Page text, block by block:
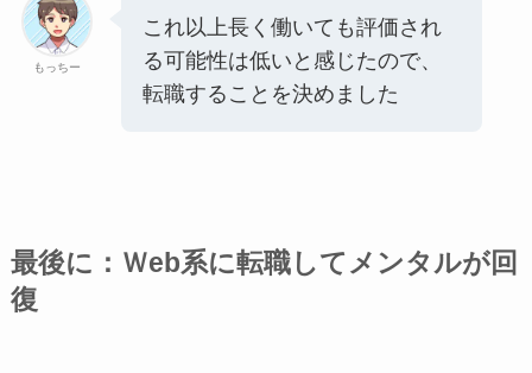
もっちー
これ以上長く働いても評価され
る可能性は低いと感じたので、
転職することを決めました
最後に：Ｗeb系に転職してメンタルが回
復